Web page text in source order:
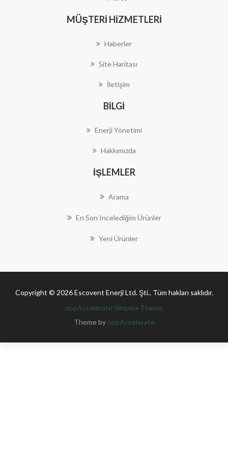
MÜŞTERI HIZMETLERI
Haberler
Site Haritası
İletişim
BILGI
Enerji Yönetimi
Hakkımızda
İŞLEMLER
Arama
En Son Incelediğim Ürünler
Yeni Ürünler
Copyright © 2026 Escovent Enerji Ltd. Şti.. Tüm hakları saklıdır.
nopAccelerate Simplex Theme
Theme by nopAccelerate